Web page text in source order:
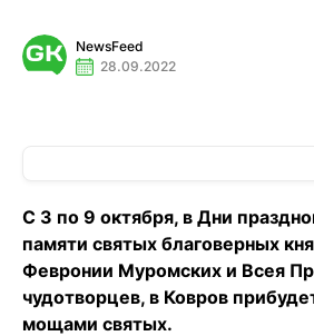
NewsFeed
28.09.2022
С 3 по 9 октября, в Дни
памяти святых благоверных
Февронии Муромских и Всея
чудотворцев, в Ковров
мощами святых.